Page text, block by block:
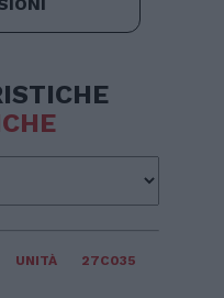
UNITÀ 27C035